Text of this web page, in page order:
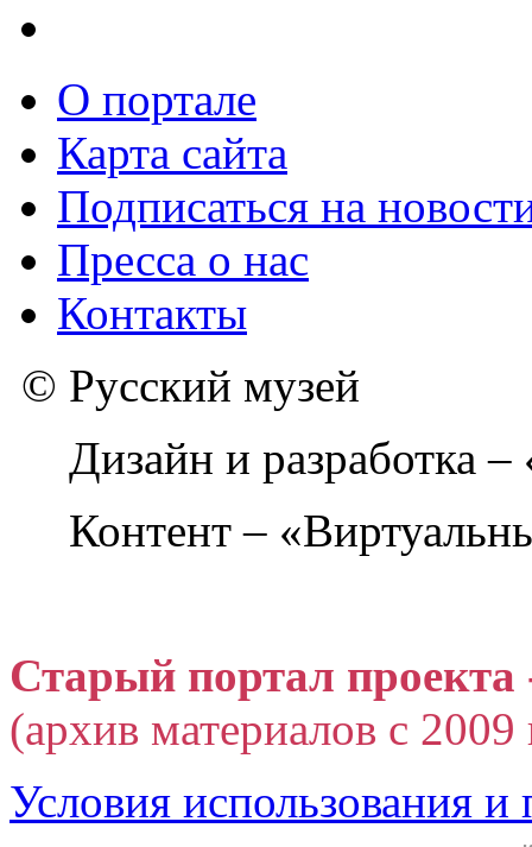
О портале
Карта сайта
Подписаться на
Пресса о нас
Контакты
© Русский музей
Дизайн и разработка
Контент –
Старый портал
(архив материалов с
Условия использования